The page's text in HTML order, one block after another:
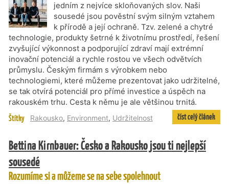
jedním z nejvíce skloňovaných slov. Naši
sousedé jsou pověstní svým silným vztahem
k přírodě a její ochraně. Tzv. zelené a chytré
technologie, produkty šetrné k životnímu prostředí, řešení
zvyšující výkonnost a podporující zdraví mají extrémní
inovační potenciál a rychle rostou ve všech odvětvích
průmyslu. Českým firmám s výrobkem nebo
technologiemi, které můžeme prezentovat jako udržitelné,
se tak otvírá potenciál pro přímé investice a úspěch na
rakouském trhu. Cesta k němu je ale většinou trnitá.
Štítky Rakousko, Environment, Udržitelnost číst celý článek
Bettina Kirnbauer: Česko a Rakousko jsou ti nejlepší
sousedé
Rozumíme si a můžeme se na sebe spolehnout